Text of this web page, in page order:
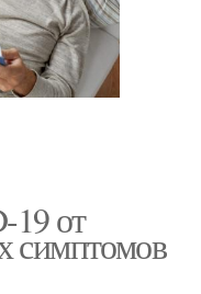
19 от
симптомов